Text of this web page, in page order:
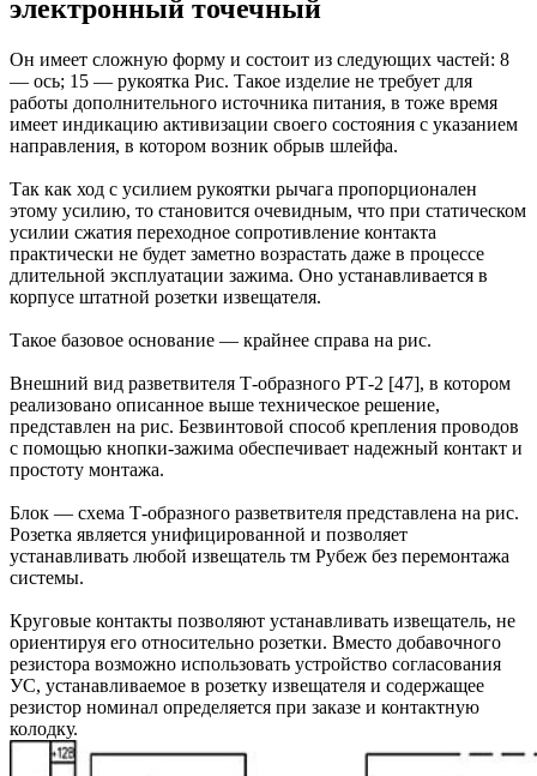
электронный точечный
Он имеет сложную форму и состоит из следующих частей: 8
— ось; 15 — рукоятка Рис. Такое изделие не требует для
работы дополнительного источника питания, в тоже время
имеет индикацию активизации своего состояния с указанием
направления, в котором возник обрыв шлейфа.
Так как ход с усилием рукоятки рычага пропорционален
этому усилию, то становится очевидным, что при статическом
усилии сжатия переходное сопротивление контакта
практически не будет заметно возрастать даже в процессе
длительной эксплуатации зажима. Оно устанавливается в
корпусе штатной розетки извещателя.
Такое базовое основание — крайнее справа на рис.
Внешний вид разветвителя Т-образного РТ-2 [47], в котором
реализовано описанное выше техническое решение,
представлен на рис. Безвинтовой способ крепления проводов
с помощью кнопки-зажима обеспечивает надежный контакт и
простоту монтажа.
Блок — схема Т-образного разветвителя представлена на рис.
Розетка является унифицированной и позволяет
устанавливать любой извещатель тм Рубеж без перемонтажа
системы.
Круговые контакты позволяют устанавливать извещатель, не
ориентируя его относительно розетки. Вместо добавочного
резистора возможно использовать устройство согласования
УС, устанавливаемое в розетку извещателя и содержащее
резистор номинал определяется при заказе и контактную
колодку.